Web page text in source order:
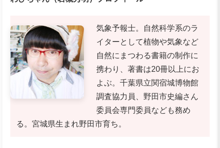
気象予報士。自然科学系のラ
イターとして植物や気象など
自然にまつわる書籍の制作に
携わり、著書は20冊以上にお
よぶ。千葉県立関宿城博物館
調査協力員、野田市史編さん
委員会専門委員なども務め
る。宮城県生まれ野田市育ち。